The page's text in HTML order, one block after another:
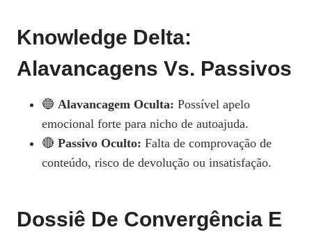
Knowledge Delta:
Alavancagens Vs. Passivos
🔵 Alavancagem Oculta: Possível apelo
emocional forte para nicho de autoajuda.
🔴 Passivo Oculto: Falta de comprovação de
conteúdo, risco de devolução ou insatisfação.
Dossiê De Convergência E